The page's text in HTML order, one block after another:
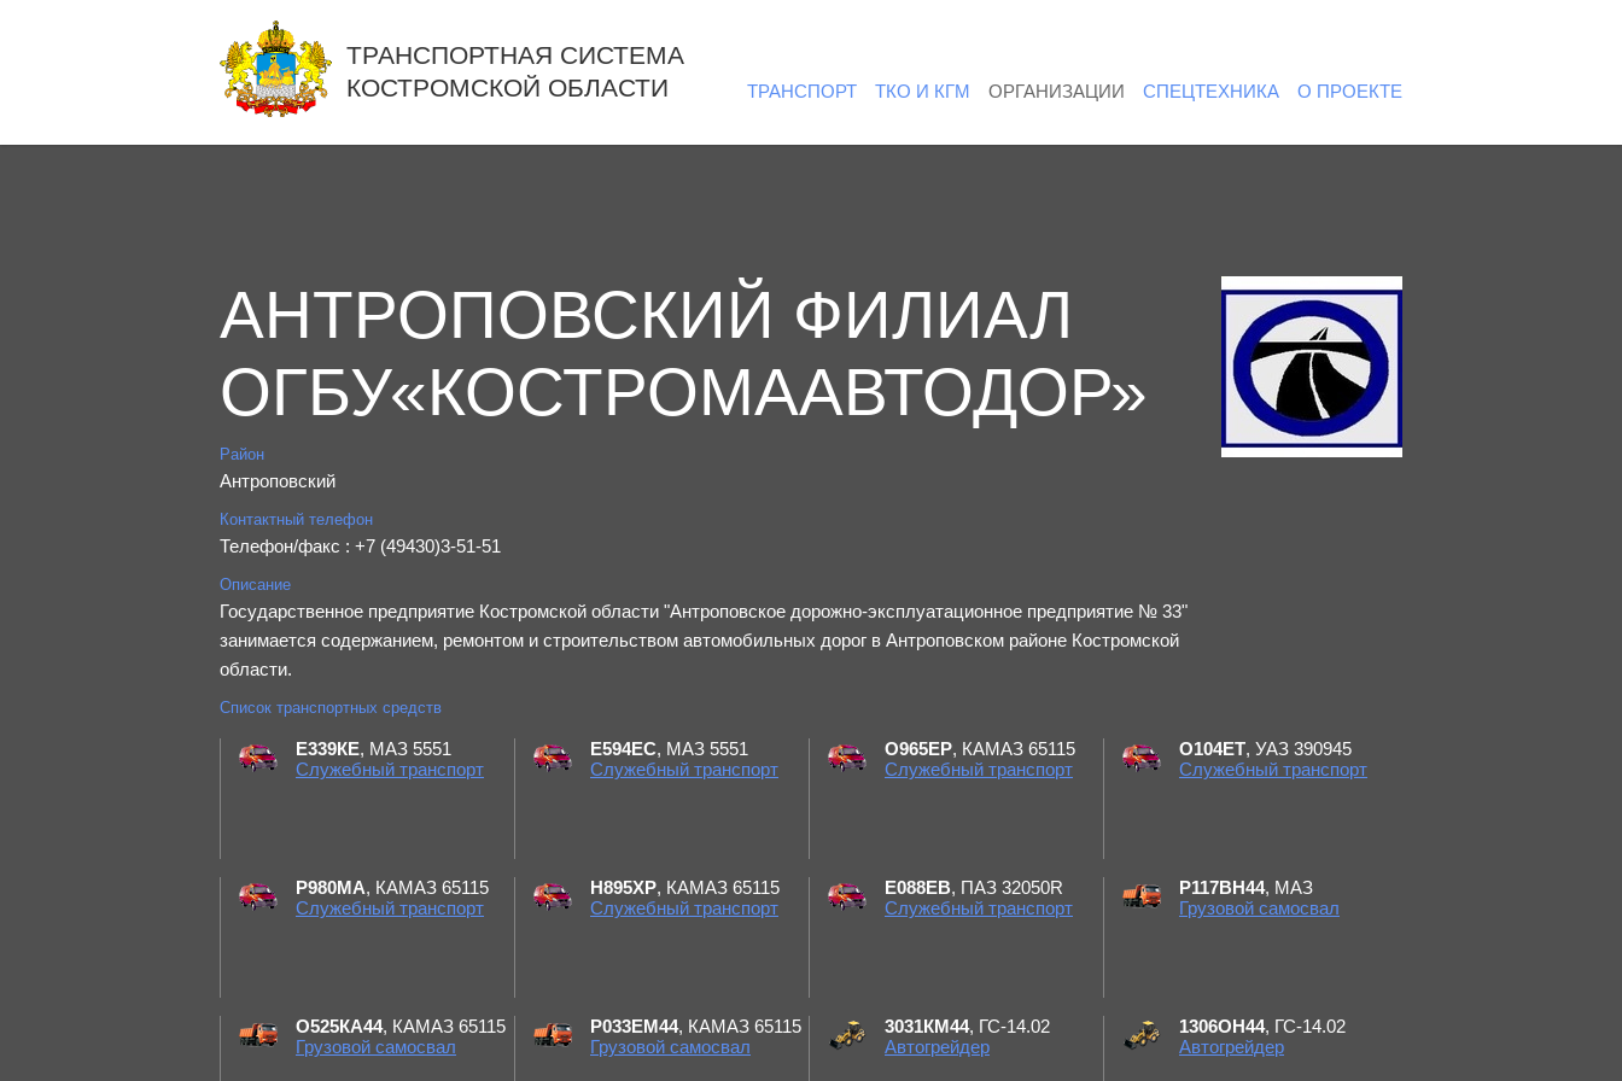
ТРАНСПОРТНАЯ СИСТЕМА
КОСТРОМСКОЙ ОБЛАСТИ
ТРАНСПОРТ ТКО И КГМ ОРГАНИЗАЦИИ СПЕЦТЕХНИКА О ПРОЕКТЕ
АНТРОПОВСКИЙ ФИЛИАЛ
ОГБУ«КОСТРОМААВТОДОР»
Район
Антроповский
Контактный телефон
Телефон/факс : +7 (49430)3-51-51
Описание
Государственное предприятие Костромской области "Антроповское дорожно-эксплуатационное предприятие № 33"
занимается содержанием, ремонтом и строительством автомобильных дорог в Антроповском районе Костромской
области.
Список транспортных средств
Е339КЕ, МАЗ 5551
Служебный транспорт
Е594ЕС, МАЗ 5551
Служебный транспорт
О965ЕР, КАМАЗ 65115
Служебный транспорт
О104ЕТ, УАЗ 390945
Служебный транспорт
Р980МА, КАМАЗ 65115
Служебный транспорт
Н895ХР, КАМАЗ 65115
Служебный транспорт
Е088ЕВ, ПАЗ 32050R
Служебный транспорт
Р117ВН44, МАЗ
Грузовой самосвал
О525КА44, КАМАЗ 65115
Грузовой самосвал
Р033ЕМ44, КАМАЗ 65115
Грузовой самосвал
3031КМ44, ГС-14.02
Автогрейдер
1306ОН44, ГС-14.02
Автогрейдер